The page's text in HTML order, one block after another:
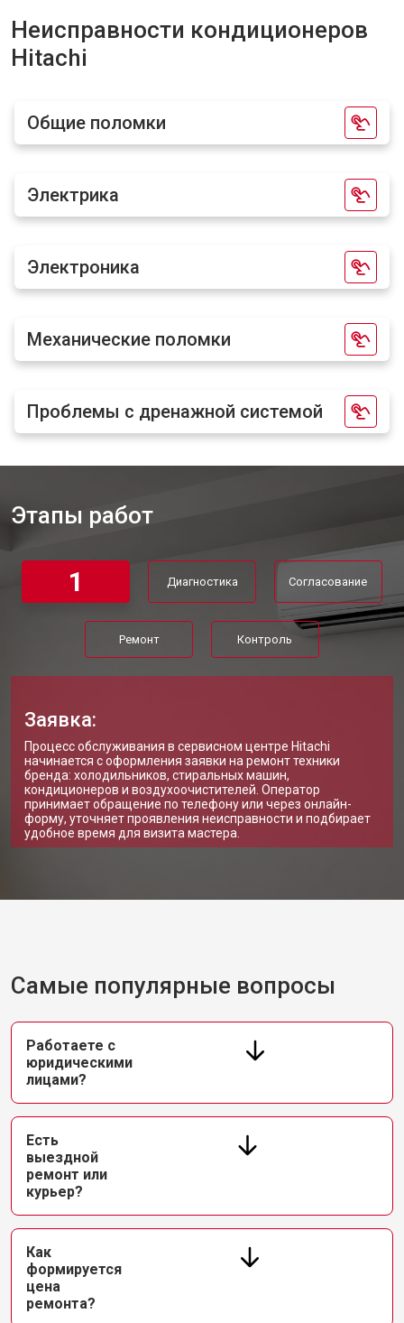
Неисправности кондиционеров
Hitachi
Общие поломки
Электрика
Электроника
Механические поломки
Проблемы с дренажной системой
Этапы работ
1 Диагностика Согласование
Ремонт Контроль
Заявка:
Процесс обслуживания в сервисном центре Hitachi
начинается с оформления заявки на ремонт техники
бренда: холодильников, стиральных машин,
кондиционеров и воздухоочистителей. Оператор
принимает обращение по телефону или через онлайн-
форму, уточняет проявления неисправности и подбирает
удобное время для визита мастера.
Самые популярные вопросы
Работаете с
юридическими
лицами?
Есть
выездной
ремонт или
курьер?
Как
формируется
цена
ремонта?